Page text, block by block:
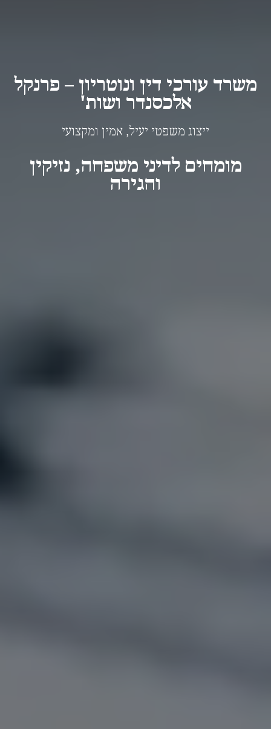
משרד עורכי דין ונוטריון – פרנקל
אלכסנדר ושות'
ייצוג משפטי יעיל, אמין ומקצועי
מומחים לדיני משפחה, נזיקין
והגירה